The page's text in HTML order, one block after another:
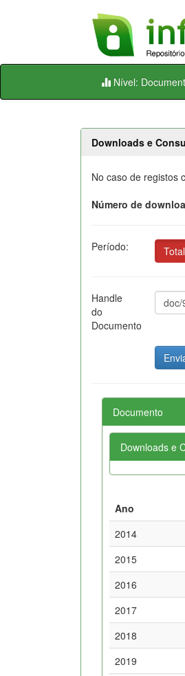
Skip
Nível:
Downloads e
No caso de registos
Número de
Período: Total
Handle
do
Documento
Documento
Downloads e
Ano
2014
2015
2016
2017
2018
2019